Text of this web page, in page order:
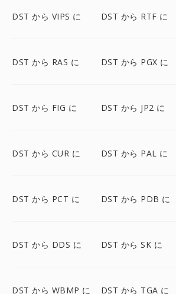
DST から VIPS に DST から RTF に
DST から RAS に DST から PGX に
DST から FIG に DST から JP2 に
DST から CUR に DST から PAL に
DST から PCT に DST から PDB に
DST から DDS に DST から SK に
DST から WBMP に DST から TGA に